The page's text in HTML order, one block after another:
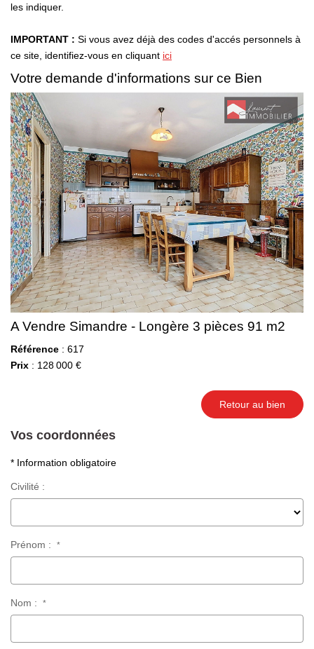
les indiquer.
IMPORTANT : Si vous avez déjà des codes d'accés personnels à
ce site, identifiez-vous en cliquant ici
Votre demande d'informations sur ce Bien
A Vendre Simandre - Longère 3 pièces 91 m2
Référence : 617
Prix : 128 000 €
Retour au bien
Vos coordonnées
* Information obligatoire
Civilité :
Prénom : *
Nom : *